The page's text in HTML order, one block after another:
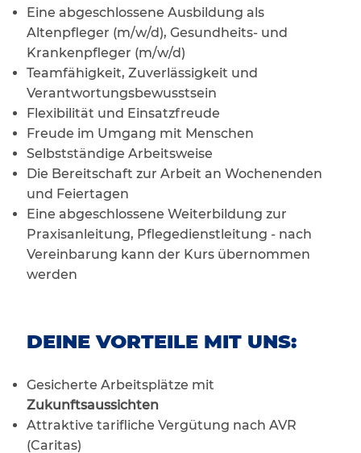
Eine abgeschlossene Ausbildung als
Altenpfleger (m/w/d), Gesundheits- und
Krankenpfleger (m/w/d)
Teamfähigkeit, Zuverlässigkeit und
Verantwortungsbewusstsein
Flexibilität und Einsatzfreude
Freude im Umgang mit Menschen
Selbstständige Arbeitsweise
Die Bereitschaft zur Arbeit an Wochenenden
und Feiertagen
Eine abgeschlossene Weiterbildung zur
Praxisanleitung, Pflegedienstleitung - nach
Vereinbarung kann der Kurs übernommen
werden
DEINE VORTEILE MIT UNS:
Gesicherte Arbeitsplätze mit
Zukunftsaussichten
Attraktive tarifliche Vergütung nach AVR
(Caritas)